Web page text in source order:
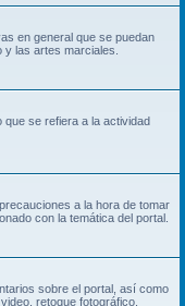
en general que se puedan
las artes marciales.
se refiera a la actividad
a la hora de tomar
con la temática del portal.
sobre el portal, así como
retoque fotográfico,